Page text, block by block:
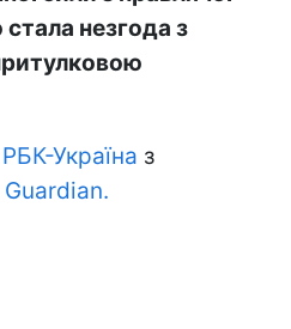
стала незгода з
РБК-Україна з
Guardian.